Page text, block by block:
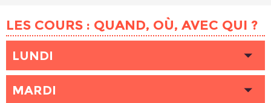
LES COURS : QUAND, OÙ, AVEC QUI ?
LUNDI
HEURE 09h00 - 12h00
LIEU COURONNES (Paris 20ème)
MARDI